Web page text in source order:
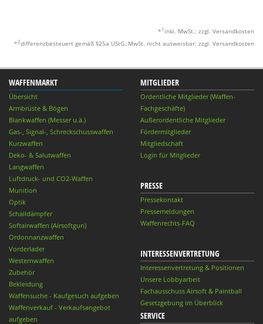
* 1 inkl. MwSt.; zzgl. Versandkosten
*2differenzbesteuert gemäß §25a UStG.;MwSt. nicht ausweisbar; zzgl. Versandkosten
WAFFENMARKT
Übersicht
Armbrüste & Bögen
Blankwaffen (Messer u.ä.)
Gas-, Signal-, Schreckschusswaffen
Kurzwaffen
Deko- & Salutwaffen
Langwaffen
Luftdruck- und CO2-Waffen
Munition
Optik
Schalldämpfer
Softairwaffen (Airsoftgun)
Ordonnanzwaffen
Vorderlader
Westernwaffen
Zubehör
Bekleidung
Waffensuche - Kaufgesuch aufgeben
Waffenverkauf - Verkaufsangebot
aufgeben
MITGLIEDER
Ordentliche Mitglieder (Waffen-
Fachgeschäfte)
Außerordentliche Mitglieder
Fördermitglieder
Mitgliedschaft
Login für Mitglieder
PRESSE
Pressekontakt
Pressemeldungen
Waffenrechts-FAQ
INTERESSENVERTRETUNG
Interessenvertretung & Positionen
Unsere Lobbyarbeit
Fachausschuss Airsoft & Paintball
Gesetzgebung im Überblick
SERVICE